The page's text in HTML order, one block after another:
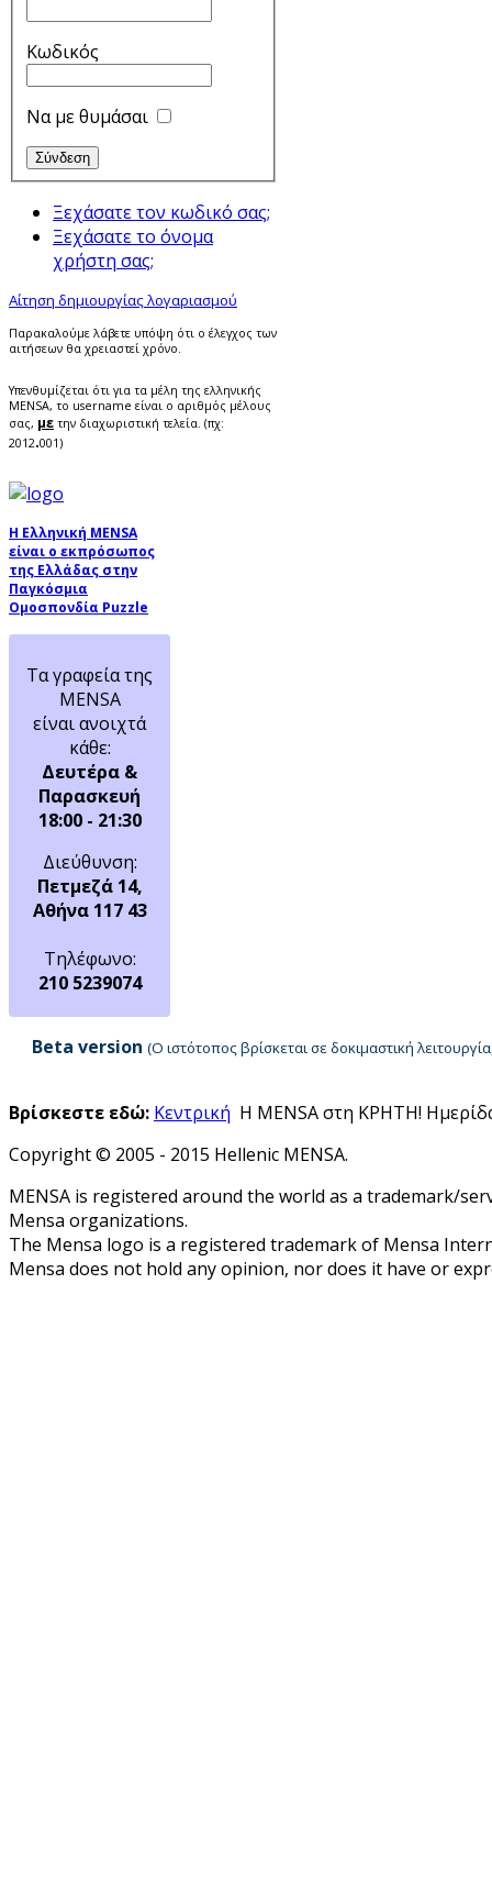
Κωδικός
Να με θυμάσαι
Ξεχάσατε τον κωδικό σας;
Ξεχάσατε το όνομα
χρήστη σας;
Αίτηση δημιουργίας λογαριασμού
Παρακαλούμε λάβετε υπόψη ότι ο έλεγχος των
αιτήσεων θα χρειαστεί χρόνο.
Υπενθυμίζεται ότι για τα μέλη της ελληνικής
MENSA, το username είναι ο αριθμός μέλους
σας, με την διαχωριστική τελεία. (πχ:
2012.001)
Η Ελληνική MENSA
είναι ο εκπρόσωπος
της Ελλάδας στην
Παγκόσμια
Ομοσπονδία Puzzle
Τα γραφεία της
MENSA
είναι ανοιχτά
κάθε:
Δευτέρα &
Παρασκευή
18:00 - 21:30
Διεύθυνση:
Πετμεζά 14,
Αθήνα 117 43
Τηλέφωνο:
210 5239074
Beta version (Ο ιστότοπος βρίσκεται σε δοκιμαστική
Βρίσκεστε εδώ: Κεντρική Η MENSA στη ΚΡΗΤΗ!
Copyright © 2005 - 2015 Hellenic MENSA.
MENSA is registered around the world as a trademark/
Mensa organizations.
The Mensa logo is a registered trademark of Mensa
Mensa does not hold any opinion, nor does it have or